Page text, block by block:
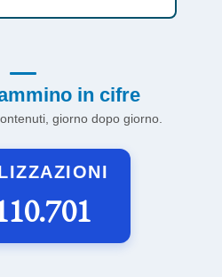
in cifre
giorno dopo giorno.